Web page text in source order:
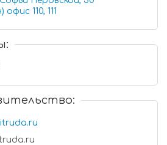
(Кировский район) офис 110, 111